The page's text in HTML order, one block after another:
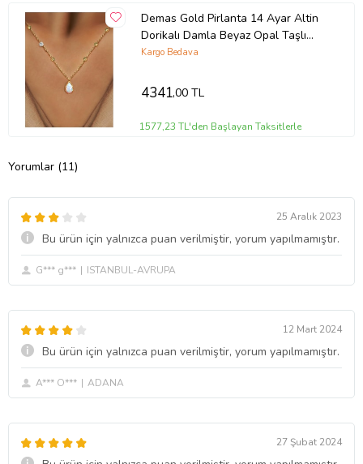
Demas Gold Pirlanta 14 Ayar Altin
Dorikalı Damla Beyaz Opal Taşlı
Kolye
Kargo Bedava
4341,00 TL
1577,23 TL'den Başlayan Taksitlerle
Yorumlar (11)
25 Aralık 2023
Bu ürün için yalnızca puan verilmiştir, yorum yapılmamıştır.
G*** g*** ISTANBUL-AVRUPA
12 Mart 2024
Bu ürün için yalnızca puan verilmiştir, yorum yapılmamıştır.
A*** O*** ADANA
27 Şubat 2024